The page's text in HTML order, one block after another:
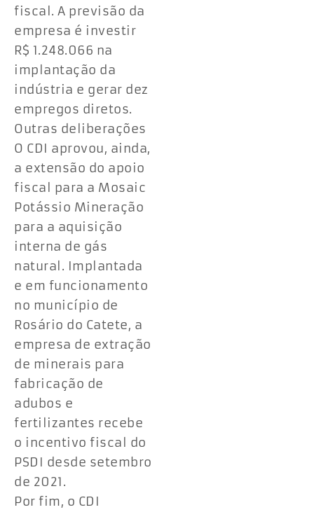
fiscal. A previsão da
empresa é investir
R$ 1.248.066 na
implantação da
indústria e gerar dez
empregos diretos.
Outras deliberações
O CDI aprovou, ainda,
a extensão do apoio
fiscal para a Mosaic
Potássio Mineração
para a aquisição
interna de gás
natural. Implantada
e em funcionamento
no município de
Rosário do Catete, a
empresa de extração
de minerais para
fabricação de
adubos e
fertilizantes recebe
o incentivo fiscal do
PSDI desde setembro
de 2021.
Por fim, o CDI